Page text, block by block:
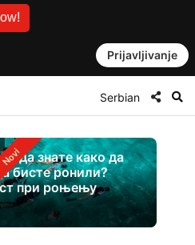
Prijavljivanje
Serbian
да знате како да
бисте ронили?
при роњењу